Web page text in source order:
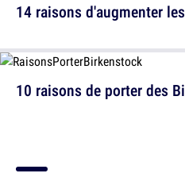
14 raisons d'augmenter
10 raisons de porter des